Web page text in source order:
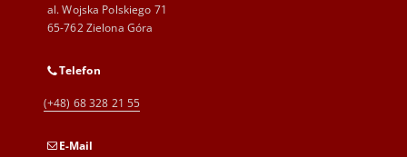
al. Wojska Polskiego 71
65-762 Zielona Góra
Telefon
(+48) 68 328 21 55
E-Mail